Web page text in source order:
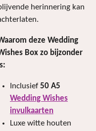
herinnering kan
deze Wedding
Box zo bijzonder
Inclusief 50 A5
Wedding Wishes
invulkaarten
Luxe witte houten